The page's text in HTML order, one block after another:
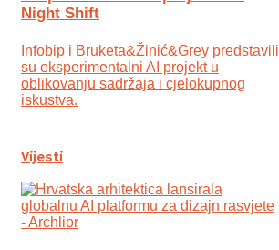
Night Shift
Infobip i Bruketa&Žinić&Grey predstavili
su eksperimentalni AI projekt u
oblikovanju sadržaja i cjelokupnog
iskustva.
Vijesti